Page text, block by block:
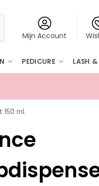
Mijn Account
PEDICURE LASH
ml.